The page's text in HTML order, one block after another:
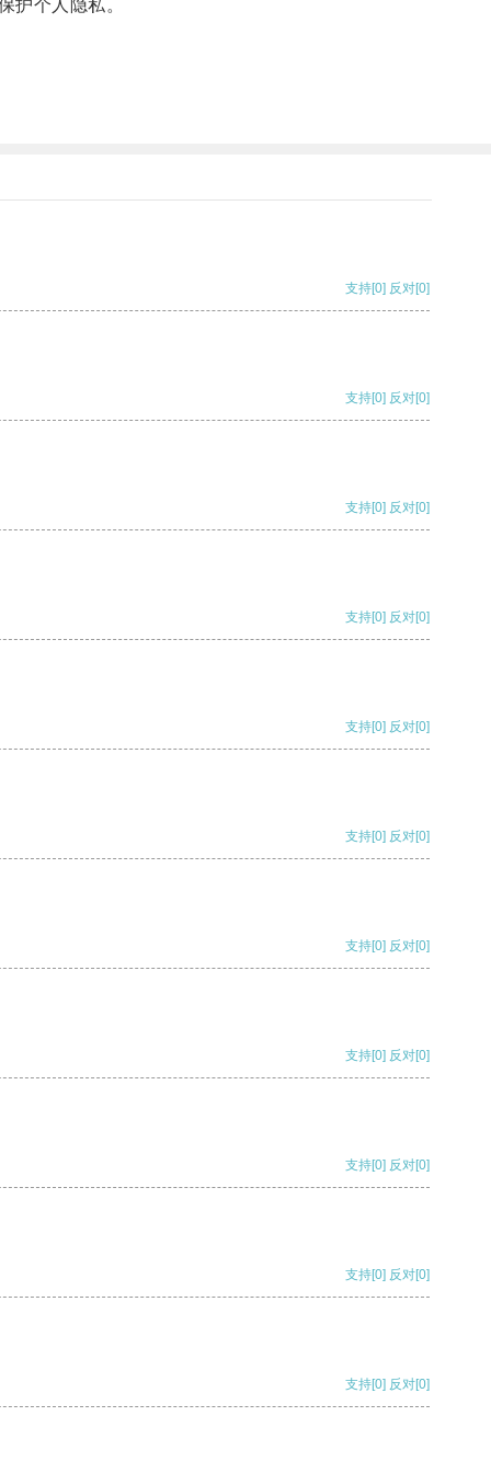
个人隐私。
支持[0] 反对[0]
支持[0] 反对[0]
支持[0] 反对[0]
支持[0] 反对[0]
支持[0] 反对[0]
支持[0] 反对[0]
支持[0] 反对[0]
支持[0] 反对[0]
支持[0] 反对[0]
支持[0] 反对[0]
支持[0] 反对[0]